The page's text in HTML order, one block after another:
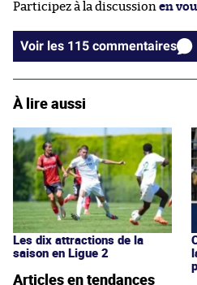
Participez à la discussion en
Voir les 115 commentaires
À lire aussi
Les dix attractions de la
saison en Ligue 2
Articles en tendances